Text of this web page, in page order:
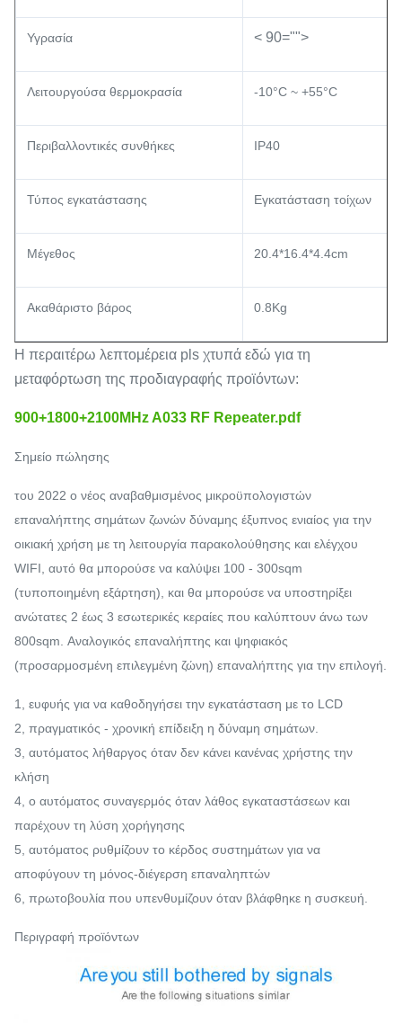
Υγρασία < 90="">
Λειτουργούσα θερμοκρασία -10°C ~ +55°C
Περιβαλλοντικές συνθήκες IP40
Τύπος εγκατάστασης Εγκατάσταση τοίχων
Μέγεθος 20.4*16.4*4.4cm
Ακαθάριστο βάρος 0.8Kg
Η περαιτέρω λεπτομέρεια pls χτυπά εδώ για τη
μεταφόρτωση της προδιαγραφής προϊόντων:
900+1800+2100MHz A033 RF Repeater.pdf
Σημείο πώλησης
του 2022 ο νέος αναβαθμισμένος μικροϋπολογιστών
επαναλήπτης σημάτων ζωνών δύναμης έξυπνος ενιαίος για την
οικιακή χρήση με τη λειτουργία παρακολούθησης και ελέγχου
WIFI, αυτό θα μπορούσε να καλύψει 100 - 300sqm
(τυποποιημένη εξάρτηση), και θα μπορούσε να υποστηρίξει
ανώτατες 2 έως 3 εσωτερικές κεραίες που καλύπτουν άνω των
800sqm. Αναλογικός επαναλήπτης και ψηφιακός
(προσαρμοσμένη επιλεγμένη ζώνη) επαναλήπτης για την επιλογή.
1, ευφυής για να καθοδηγήσει την εγκατάσταση με το LCD
2, πραγματικός - χρονική επίδειξη η δύναμη σημάτων.
3, αυτόματος λήθαργος όταν δεν κάνει κανένας χρήστης την
κλήση
4, ο αυτόματος συναγερμός όταν λάθος εγκαταστάσεων και
παρέχουν τη λύση χορήγησης
5, αυτόματος ρυθμίζουν το κέρδος συστημάτων για να
αποφύγουν τη μόνος-διέγερση επαναληπτών
6, πρωτοβουλία που υπενθυμίζουν όταν βλάφθηκε η συσκευή.
Περιγραφή προϊόντων